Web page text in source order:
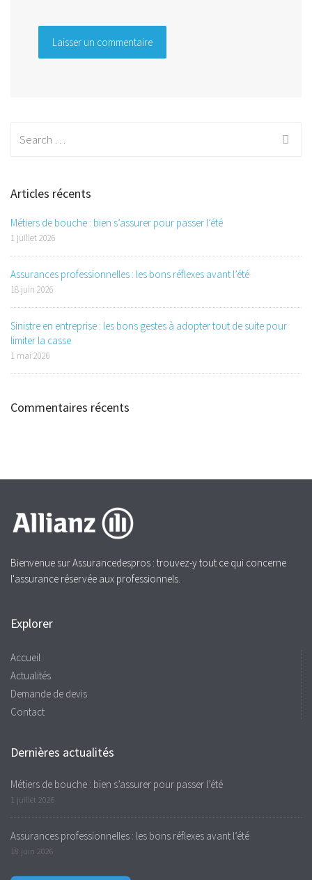
Articles récents
Métiers de bouche : bien s’assurer pour passer l’été
1 juillet 2026
Assurances professionnelles : les bons réflexes avant l’été
18 juin 2026
Sinistre en entreprise : les bons gestes à adopter tout de suite pour
limiter la casse
1 mai 2026
Commentaires récents
Bienvenue sur Assurancedespros : trouvez-y tout ce qui concerne
l'assurance réservée aux professionnels.
Explorer
Accueil
Actualités
Demande de devis
Contact
Dernières actualités
Métiers de bouche : bien s’assurer pour passer l’été
1 juillet 2026
Assurances professionnelles : les bons réflexes avant l’été
18 juin 2026